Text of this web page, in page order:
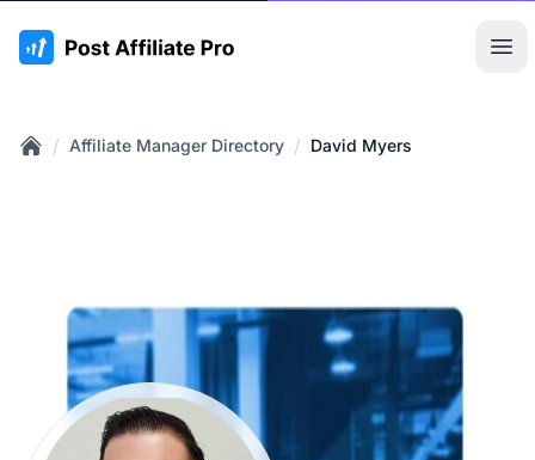
:site.title
/ Affiliate Manager Directory / David Myers